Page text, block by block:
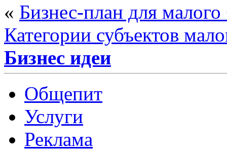
« Бизнес-план для
Категории субъектов
Бизнес идеи
Общепит
Услуги
Реклама